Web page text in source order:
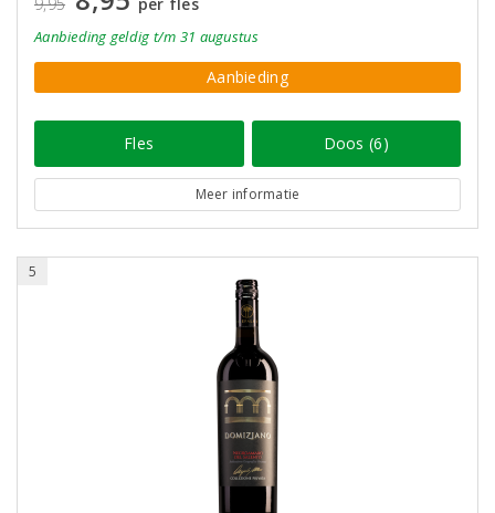
Aanbieding geldig t/m 31 augustus
Aanbieding
Fles Doos (6)
Meer informatie
5